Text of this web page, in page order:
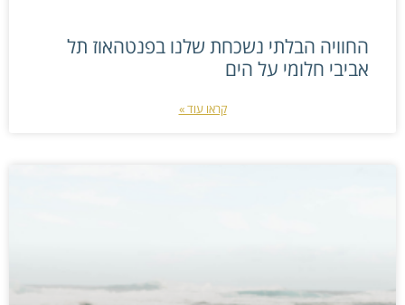
החוויה הבלתי נשכחת שלנו בפנטהאוז תל
אביבי חלומי על הים
קראו עוד »